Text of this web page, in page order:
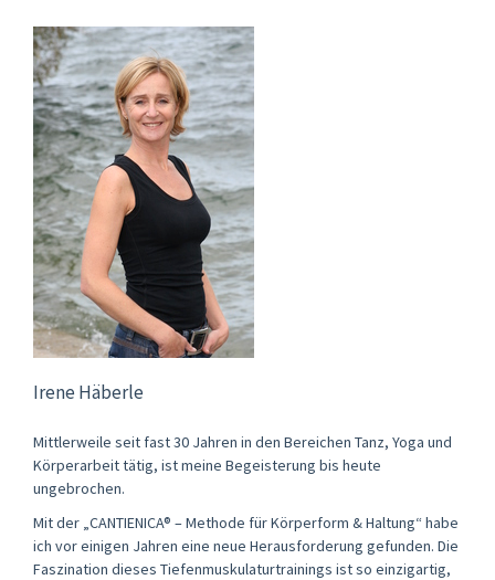
Irene Häberle
Mittlerweile seit fast 30 Jahren in den Bereichen Tanz, Yoga und
Körperarbeit tätig, ist meine Begeisterung bis heute
ungebrochen.
Mit der „CANTIENICA® – Methode für Körperform & Haltung“ habe
ich vor einigen Jahren eine neue Herausforderung gefunden. Die
Faszination dieses Tiefenmuskulaturtrainings ist so einzigartig,